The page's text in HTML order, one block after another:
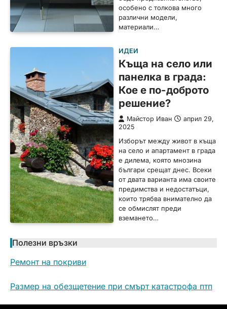
особено с толкова много
различни модели,
материали…
ИДЕИ
Къща на село или
панелка в града:
Кое е по-доброто
решение?
Майстор Иван
април 29,
2025
Изборът между живот в къща
на село и апартамент в града
е дилема, която мнозина
българи срещат днес. Всеки
от двата варианта има своите
предимства и недостатъци,
които трябва внимателно да
се обмислят преди
вземането…
Полезни връзки
Ремонт на покриви
Размер на обезщетение при смърт катастрофа птп